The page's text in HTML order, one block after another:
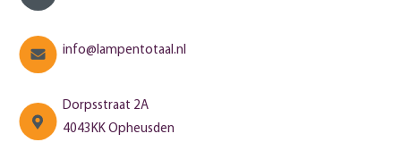
info@lampentotaal.nl
Dorpsstraat 2A
4043KK Opheusden